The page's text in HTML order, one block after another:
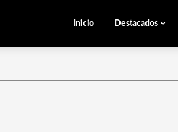
Inicio Destacados